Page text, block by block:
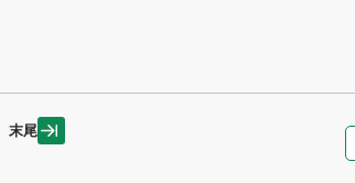
末尾